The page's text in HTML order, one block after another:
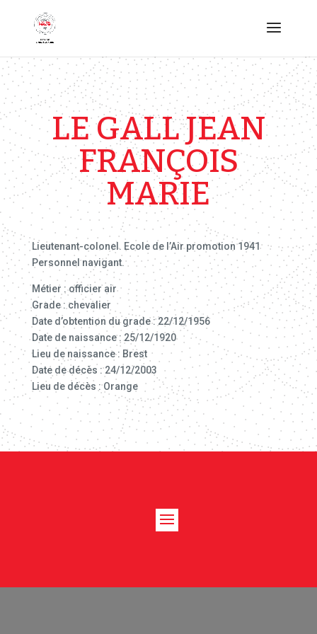
LE GALL JEAN
FRANÇOIS
MARIE
Lieutenant-colonel. Ecole de l’Air promotion 1941
Personnel navigant.
Métier : officier air
Grade : chevalier
Date d’obtention du grade : 22/12/1956
Date de naissance : 25/12/1920
Lieu de naissance : Brest
Date de décès : 24/12/2003
Lieu de décès : Orange